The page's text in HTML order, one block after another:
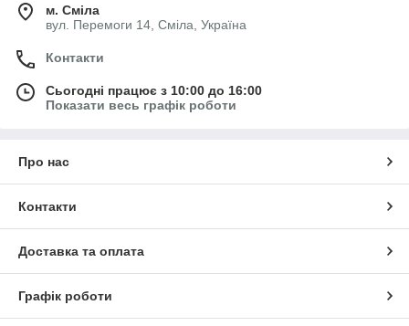
м. Сміла
вул. Перемоги 14, Сміла, Україна
Контакти
Сьогодні працює з 10:00 до 16:00
Показати весь графік роботи
Про нас
Контакти
Доставка та оплата
Графік роботи